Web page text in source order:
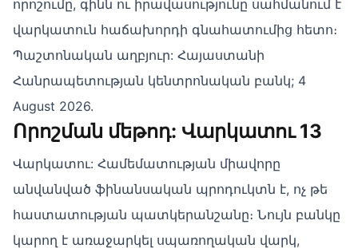
որոշումը, գինն ու իրավասությունը սահմանում է
վարկատուն հաճախորդի գնահատումից հետո։
Պաշտոնական աղբյուր: Հայաստանի
Հանրապետության կենտրոնական բանկ; 4
August 2026.
Որոշման մեթոդ: Վարկատու 13
Վարկատու: Համեմատության միավորը
անվանված ֆինանսական պրոդուկտն է, ոչ թե
հաստատության պատկերանշանը։ Նույն բանկը
կարող է առաջարկել սպառողական վարկ,